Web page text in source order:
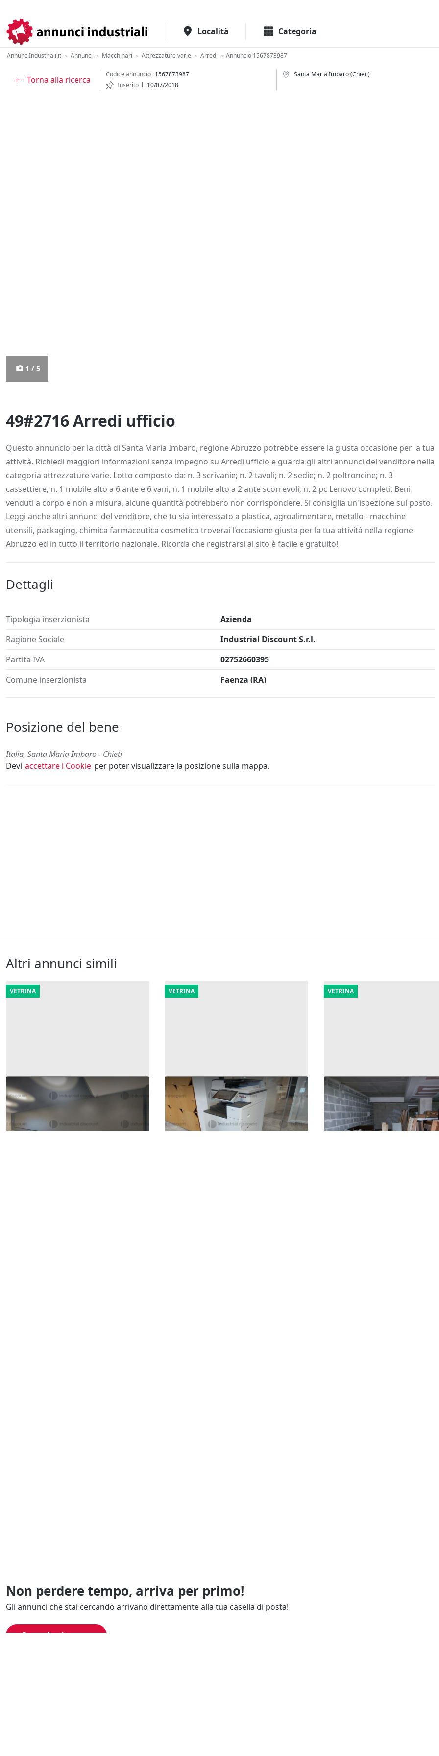
Località Categoria
AnnunciIndustriali.it > Annunci > Macchinari > Attrezzature varie > Arredi > Annuncio 1567873987
Torna alla ricerca
Codice annuncio 1567873987
Inserito il 10/07/2018
Santa Maria Imbaro (Chieti)
1 / 5
49#2716 Arredi ufficio
Questo annuncio per la città di Santa Maria Imbaro, regione Abruzzo potrebbe essere la giusta occasione per la tua
attività. Richiedi maggiori informazioni senza impegno su Arredi ufficio e guarda gli altri annunci del venditore nella
categoria attrezzature varie. Lotto composto da: n. 3 scrivanie; n. 2 tavoli; n. 2 sedie; n. 2 poltroncine; n. 3
cassettiere; n. 1 mobile alto a 6 ante e 6 vani; n. 1 mobile alto a 2 ante scorrevoli; n. 2 pc Lenovo completi. Beni
venduti a corpo e non a misura, alcune quantità potrebbero non corrispondere. Si consiglia un'ispezione sul posto.
Leggi anche altri annunci del venditore, che tu sia interessato a plastica, agroalimentare, metallo - macchine
utensili, packaging, chimica farmaceutica cosmetico troverai l'occasione giusta per la tua attività nella regione
Abruzzo ed in tutto il territorio nazionale. Ricorda che registrarsi al sito è facile e gratuito!
Dettagli
Tipologia inserzionista
Azienda
Ragione Sociale
Industrial Discount S.r.l.
Partita IVA
02752660395
Comune inserzionista
Faenza (RA)
Posizione del bene
Italia, Santa Maria Imbaro - Chieti
Devi accettare i Cookie per poter visualizzare la posizione sulla mappa.
Altri annunci simili
VETRINA
2#10197 Macchine e attrezzature
elettroniche da ufficio
Roma (Roma)
241.040 €
VETRINA
4#10197 Fotocopiatrici
Multifunzione RICOH
Roma (Roma)
1.500 €
VETRINA
1#8182 Arredamento per
di abbigliamento
Todi (Perugia)
772 €
Non perdere tempo, arriva per primo!
Gli annunci che stai cercando arrivano direttamente alla tua casella di posta!
Resta Aggiornato